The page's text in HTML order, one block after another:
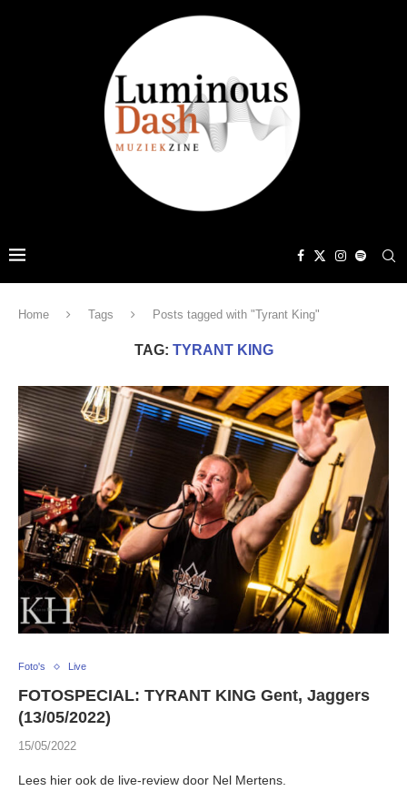
Home Tags Posts tagged with "Tyrant King"
TAG: TYRANT KING
Foto's Live
FOTOSPECIAL: TYRANT KING Gent, Jaggers
(13/05/2022)
15/05/2022
Lees hier ook de live-review door Nel Mertens.